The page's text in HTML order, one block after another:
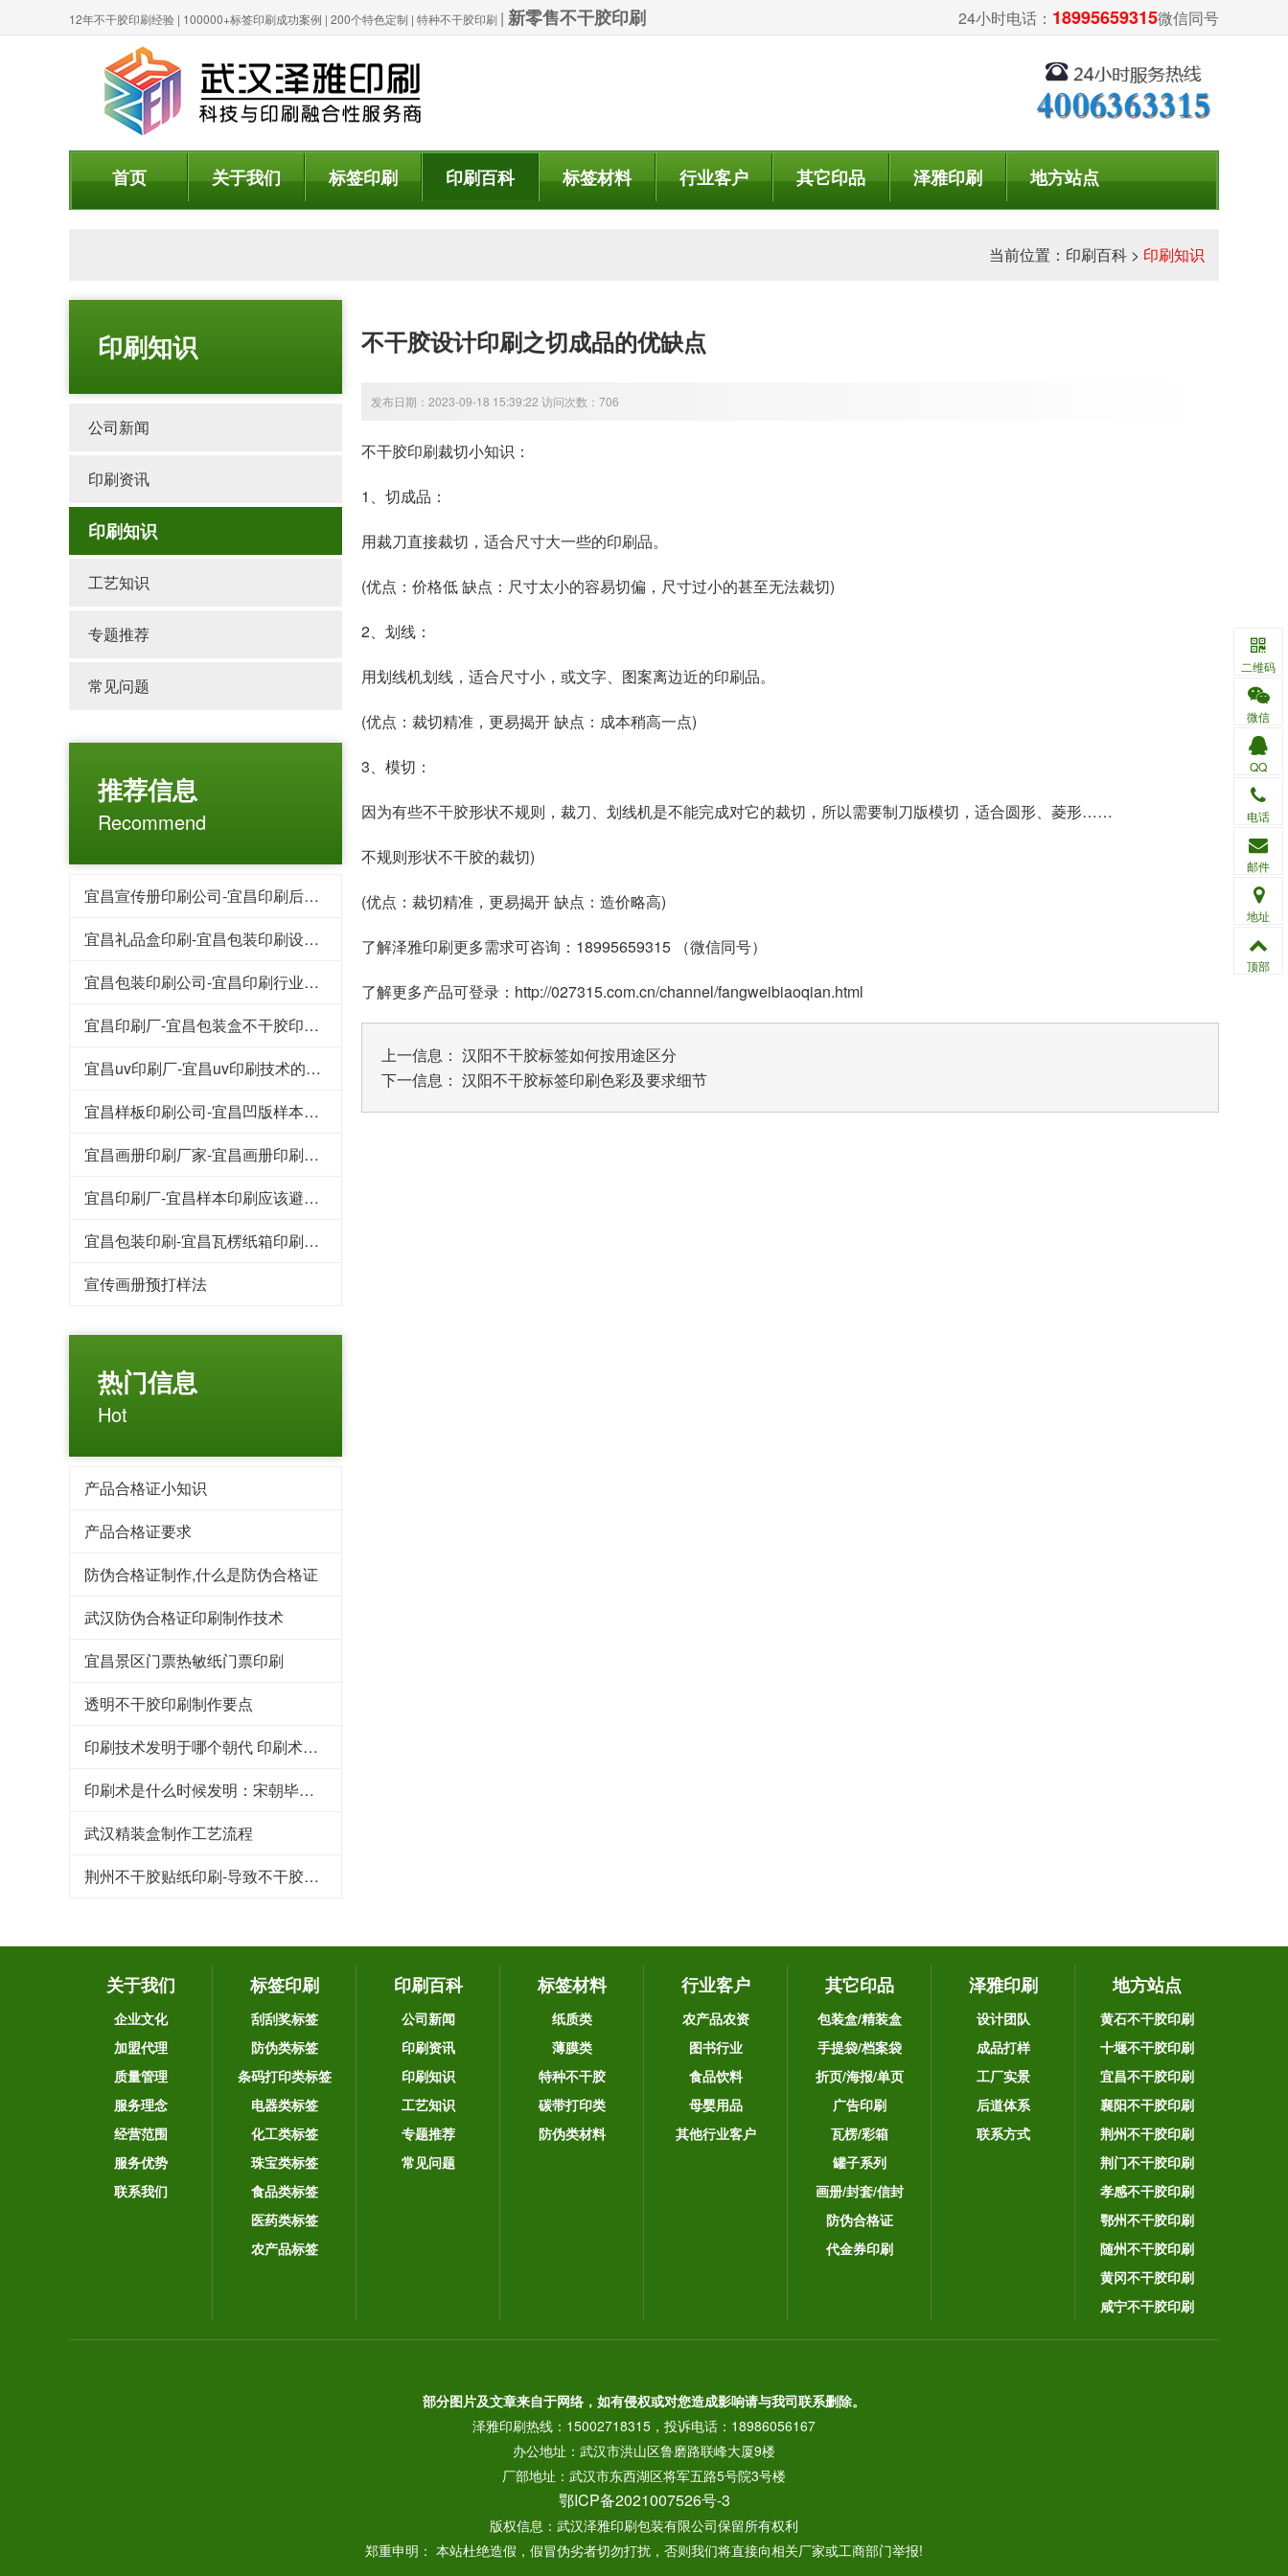
12年不干胶印刷经验 | 100000+标签印刷成功案例 | 200个特色定制 | 特种不干胶印刷 | 新零售不干胶印刷 24小时电话： 18995659315微信同号
首页 关于我们 标签印刷 印刷百科 标签材料 行业客户 其它印品 泽雅印刷 地方站点
当前位置： 印刷百科 > 印刷知识
印刷知识
公司新闻
印刷资讯
印刷知识
工艺知识
专题推荐
常见问题
推荐信息
Recommend
宜昌宣传册印刷公司-宜昌印刷后常见的工艺特点
宜昌礼品盒印刷-宜昌包装印刷设计行业的规范
宜昌包装印刷公司-宜昌印刷行业的这些专业术语
宜昌印刷厂-宜昌包装盒不干胶印刷基本知识和技巧
宜昌uv印刷厂-宜昌uv印刷技术的好处
宜昌样板印刷公司-宜昌凹版样本印刷工艺
宜昌画册印刷厂家-宜昌画册印刷知识点
宜昌印刷厂-宜昌样本印刷应该避免的八大浪费
宜昌包装印刷-宜昌瓦楞纸箱印刷常见的原材料
宣传画册预打样法
热门信息
Hot
产品合格证小知识
产品合格证要求
防伪合格证制作,什么是防伪合格证
武汉防伪合格证印刷制作技术
宜昌景区门票热敏纸门票印刷
透明不干胶印刷制作要点
印刷技术发明于哪个朝代 印刷术是哪个朝代发明的
印刷术是什么时候发明：宋朝毕昇发明（利于文化传承）
武汉精装盒制作工艺流程
荆州不干胶贴纸印刷-导致不干胶标签粘性下降的原因
不干胶设计印刷之切成品的优缺点
发布日期：2023-09-18 15:39:22 访问次数：706
不干胶印刷裁切小知识：
1、切成品：
用裁刀直接裁切，适合尺寸大一些的印刷品。
(优点：价格低 缺点：尺寸太小的容易切偏，尺寸过小的甚至无法裁切)
2、划线：
用划线机划线，适合尺寸小，或文字、图案离边近的印刷品。
(优点：裁切精准，更易揭开 缺点：成本稍高一点)
3、模切：
因为有些不干胶形状不规则，裁刀、划线机是不能完成对它的裁切，所以需要制刀版模切，适合圆形、菱形……
不规则形状不干胶的裁切)
(优点：裁切精准，更易揭开 缺点：造价略高)
了解泽雅印刷更多需求可咨询：18995659315 （微信同号）
了解更多产品可登录：http://027315.com.cn/channel/fangweibiaoqian.html
上一信息： 汉阳不干胶标签如何按用途区分
下一信息： 汉阳不干胶标签印刷色彩及要求细节
关于我们
企业文化
加盟代理
质量管理
服务理念
经营范围
服务优势
联系我们
标签印刷
刮刮奖标签
防伪类标签
条码打印类标签
电器类标签
化工类标签
珠宝类标签
食品类标签
医药类标签
农产品标签
印刷百科
公司新闻
印刷资讯
印刷知识
工艺知识
专题推荐
常见问题
标签材料
纸质类
薄膜类
特种不干胶
碳带打印类
防伪类材料
行业客户
农产品农资
图书行业
食品饮料
母婴用品
其他行业客户
其它印品
包装盒/精装盒
手提袋/档案袋
折页/海报/单页
广告印刷
瓦楞/彩箱
罐子系列
画册/封套/信封
防伪合格证
代金券印刷
泽雅印刷
设计团队
成品打样
工厂实景
后道体系
联系方式
地方站点
黄石不干胶印刷
十堰不干胶印刷
宜昌不干胶印刷
襄阳不干胶印刷
荆州不干胶印刷
荆门不干胶印刷
孝感不干胶印刷
鄂州不干胶印刷
随州不干胶印刷
黄冈不干胶印刷
咸宁不干胶印刷
部分图片及文章来自于网络，如有侵权或对您造成影响请与我司联系删除。
泽雅印刷热线：15002718315，投诉电话：18986056167
办公地址：武汉市洪山区鲁磨路联峰大厦9楼
厂部地址：武汉市东西湖区将军五路5号院3号楼
鄂ICP备2021007526号-3
版权信息：武汉泽雅印刷包装有限公司保留所有权利
郑重申明： 本站杜绝造假，假冒伪劣者切勿打扰，否则我们将直接向相关厂家或工商部门举报!
二维码
微信
QQ
电话
邮件
地址
顶部